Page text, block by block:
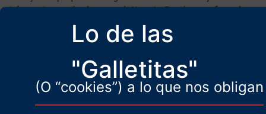
Lo de las
"Galletitas"
(O “cookies”) a lo que nos obligan
informaciones sobre la guerra de Ucrania. Pero hoy, por fin, no les